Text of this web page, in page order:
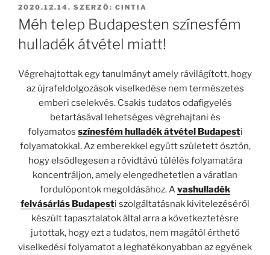
BEKÜLDVE:
2020.12.14. SZERZŐ: CINTIA
Méh telep Budapesten színesfém
hulladék átvétel miatt!
Végrehajtottak egy tanulmányt amely rávilágított, hogy
az újrafeldolgozások viselkedése nem természetes
emberi cselekvés. Csakis tudatos odafigyelés
betartásával lehetséges végrehajtani és
folyamatos színesfém hulladék átvétel Budapesti
folyamatokkal. Az emberekkel együtt született ösztön,
hogy elsődlegesen a rövidtávú túlélés folyamatára
koncentráljon, amely elengedhetetlen a váratlan
fordulópontok megoldásához. Avashulladék
felvásárlás Budapesti szolgáltatásnak kivitelezéséről
készült tapasztalatok által arra a következtetésre
jutottak, hogy ezt a tudatos, nem magától érthető
viselkedési folyamatot a leghatékonyabban az egyének